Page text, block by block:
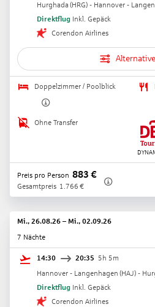
Hurghada (HRG) - Hannover -
Direktflug Inkl. Gepäck
Corendon Airlines
Doppelzimmer / Poolblick
Ohne Transfer
Preis pro Person 883 €
Gesamtpreis 1.766 €
Mi., 26.08.26 – Mi., 02.09.26
7 Nächte
14:30 20:35 5h 5m
Hannover - Langenhagen (HAJ) -
Direktflug Inkl. Gepäck
Corendon Airlines